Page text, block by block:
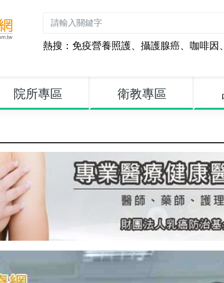
熱搜： 免疫營養照護、 攝護腺癌、 咖啡因、
院所專區 衛教專區